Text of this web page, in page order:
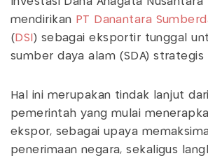
mendirikan PT Danantara
( DSI ) sebagai eksportir tunggal
sumber daya alam (SDA) strategis
Hal ini merupakan tindak lanjut
pemerintah yang mulai
ekspor, sebagai upaya
penerimaan negara, sekaligus